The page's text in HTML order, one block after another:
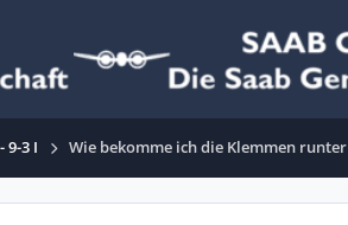
9-3 I Wie bekomme ich die Klemmen runter